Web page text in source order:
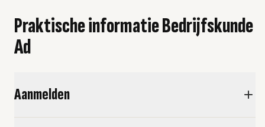
Praktische informatie Bedrijfskunde
Ad
Aanmelden